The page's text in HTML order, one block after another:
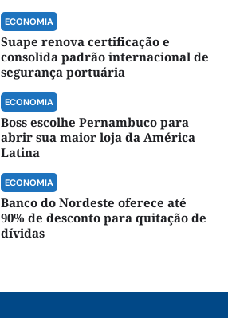
ECONOMIA
Suape renova certificação e
consolida padrão internacional de
segurança portuária
ECONOMIA
Boss escolhe Pernambuco para
abrir sua maior loja da América
Latina
ECONOMIA
Banco do Nordeste oferece até
90% de desconto para quitação de
dívidas